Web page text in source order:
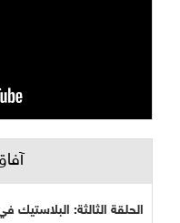
الحلقة الثالثة: البلاستيك